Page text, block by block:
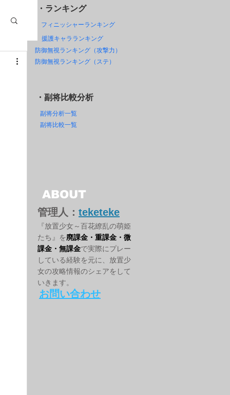
フィニッシャーランキング
援護キャラランキング
防御無視ランキング（攻撃力）
防御無視ランキング（ステ）
・ランキング
副将分析一覧
副将比較一覧
・副将比較分析
お問い合わせ
ABOUT
管理人： teketeke
『放置少女～百花繚乱の萌姫
たち』を廃課金・重課金・微
課金・無課金で実際にプレー
している経験を元に、放置少
女の攻略情報のシェアをして
いきます。